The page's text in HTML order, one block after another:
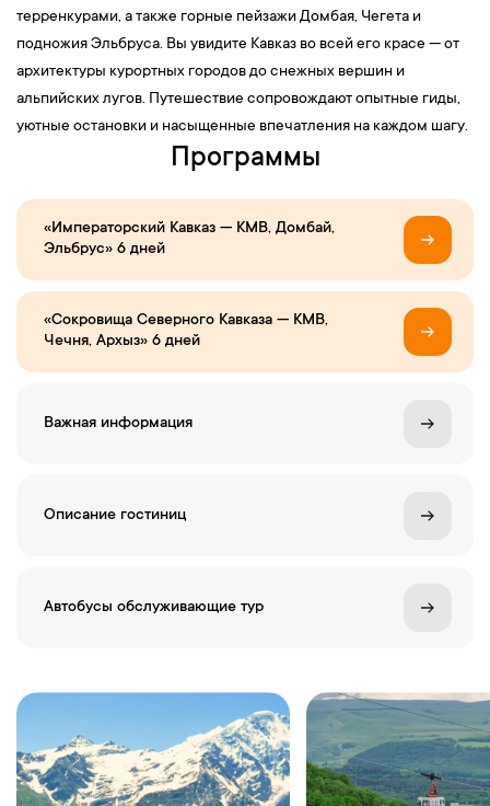
терренкурами, а также горные пейзажи Домбая, Чегета и
подножия Эльбруса. Вы увидите Кавказ во всей его красе — от
архитектуры курортных городов до снежных вершин и
альпийских лугов. Путешествие сопровождают опытные гиды,
уютные остановки и насыщенные впечатления на каждом шагу.
Программы
«Императорский Кавказ — КМВ, Домбай,
Эльбрус» 6 дней
«Сокровища Северного Кавказа — КМВ,
Чечня, Архыз» 6 дней
Важная информация
Описание гостиниц
Автобусы обслуживающие тур